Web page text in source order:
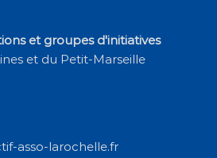
et groupes d'initiatives
et du Petit-Marseille
asso-larochelle.fr